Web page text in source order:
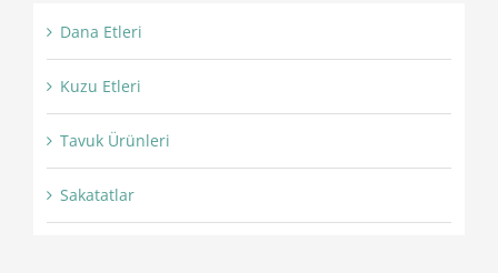
Dana Etleri
Kuzu Etleri
Tavuk Ürünleri
Sakatatlar